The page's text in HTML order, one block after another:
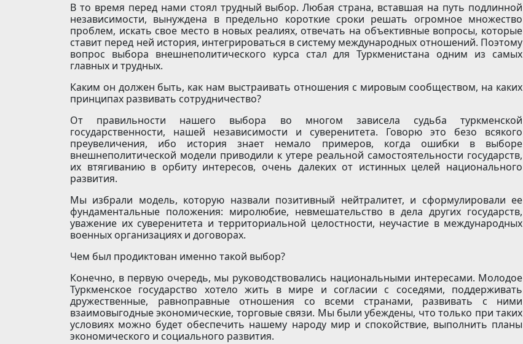
В то время перед нами стоял трудный выбор. Любая страна, вставшая на путь подлинной
независимости, вынуждена в предельно короткие сроки решать огромное множество
проблем, искать свое место в новых реалиях, отвечать на объективные вопросы, которые
ставит перед ней история, интегрироваться в систему международных отношений. Поэтому
вопрос выбора внешнеполитического курса стал для Туркменистана одним из самых
главных и трудных.
Каким он должен быть, как нам выстраивать отношения с мировым сообществом, на каких
принципах развивать сотрудничество?
От правильности нашего выбора во многом зависела судьба туркменской
государственности, нашей независимости и суверенитета. Говорю это безо всякого
преувеличения, ибо история знает немало примеров, когда ошибки в выборе
внешнеполитической модели приводили к утере реальной самостоятельности государств,
их втягиванию в орбиту интересов, очень далеких от истинных целей национального
развития.
Мы избрали модель, которую назвали позитивный нейтралитет, и сформулировали ее
фундаментальные положения: миролюбие, невмешательство в дела других государств,
уважение их суверенитета и территориальной целостности, неучастие в международных
военных организациях и договорах.
Чем был продиктован именно такой выбор?
Конечно, в первую очередь, мы руководствовались национальными интересами. Молодое
Туркменское государство хотело жить в мире и согласии с соседями, поддерживать
дружественные, равноправные отношения со всеми странами, развивать с ними
взаимовыгодные экономические, торговые связи. Мы были убеждены, что только при таких
условиях можно будет обеспечить нашему народу мир и спокойствие, выполнить планы
экономического и социального развития.